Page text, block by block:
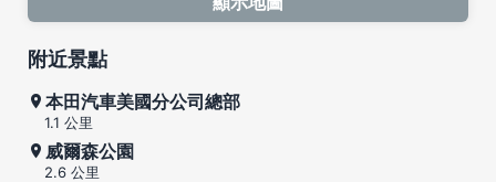
附近景點
本田汽車美國分公司總部
1.1 公里
威爾森公園
2.6 公里